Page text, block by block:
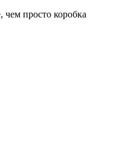
чем просто коробка